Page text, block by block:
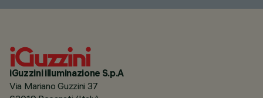
iGuzzini illuminazione S.p.A
Via Mariano Guzzini 37